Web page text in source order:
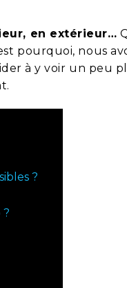
en extérieur…
pourquoi, nous
à y voir un peu
?